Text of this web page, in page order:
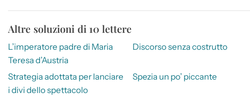
Altre soluzioni di 10 lettere
L’imperatore padre di Maria
Teresa d’Austria
Discorso senza costrutto
Strategia adottata per lanciare
i divi dello spettacolo
Spezia un po’ piccante